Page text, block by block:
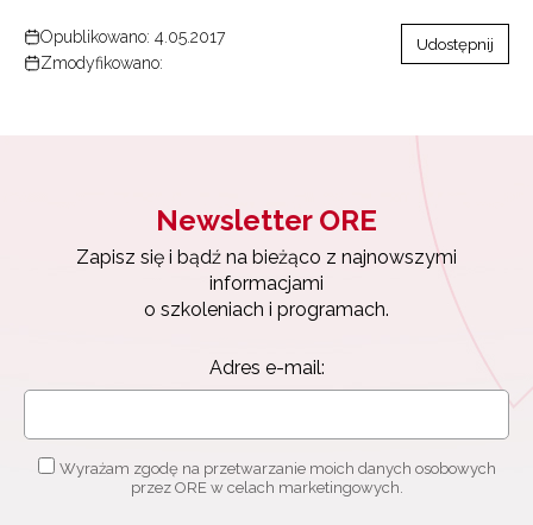
Opublikowano: 4.05.2017
Zmodyfikowano:
Udostępnij
Newsletter ORE
Zapisz się i bądź na bieżąco z najnowszymi
informacjami
o szkoleniach i programach.
Adres e-mail:
Wyrażam zgodę na przetwarzanie moich danych osobowych
przez ORE w celach marketingowych.